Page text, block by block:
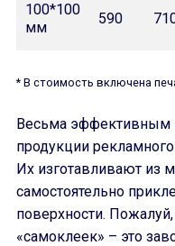
100*100
мм
590
* В стоимость включена
Весьма эффективным
продукции
Их изготавливают из
самостоятельно
поверхности.
«самоклеек» – это